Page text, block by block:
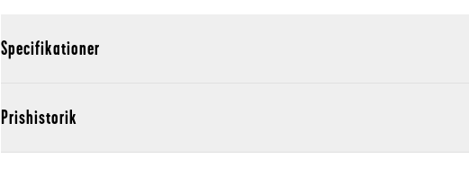
Specifikationer
Prishistorik